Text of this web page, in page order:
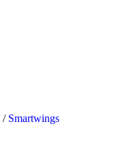
/ Smartwings